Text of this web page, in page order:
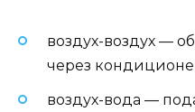
воздух-воздух —
через
воздух-вода —